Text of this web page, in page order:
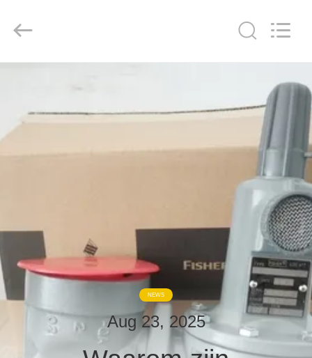
PRODUCTEN
FABRIEKSTOCHT
KWALITEITSCONTROLE
NEEM
CONTACT
Ltd..
NEWS
Aug 23, 2025